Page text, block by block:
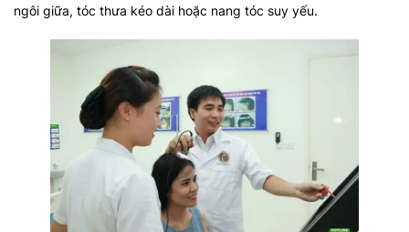
ngôi giữa, tóc thưa kéo dài hoặc nang tóc suy yếu.